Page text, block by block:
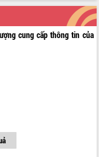
cung cấp thông tin của